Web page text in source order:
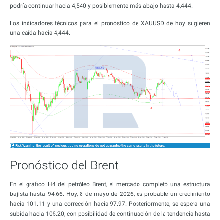
podría continuar hacia 4,540 y posiblemente más abajo hasta 4,444.
Los indicadores técnicos para el pronóstico de XAUUSD de hoy sugieren
una caída hacia 4,444.
Pronóstico del Brent
En el gráfico H4 del petróleo Brent, el mercado completó una estructura
bajista hasta 94.66. Hoy, 8 de mayo de 2026, es probable un crecimiento
hacia 101.11 y una corrección hacia 97.97. Posteriormente, se espera una
subida hacia 105.20, con posibilidad de continuación de la tendencia hasta